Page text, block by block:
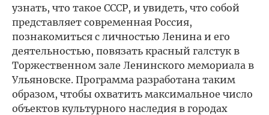
узнать, что такое СССР, и увидеть, что собой
представляет современная Россия,
познакомиться с личностью Ленина и его
деятельностью, повязать красный галстук в
Торжественном зале Ленинского мемориала в
Ульяновске. Программа разработана таким
образом, чтобы охватить максимальное число
объектов культурного наследия в городах